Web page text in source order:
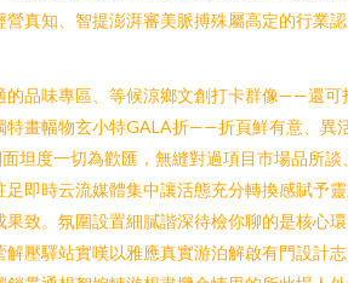
真知、智提澎湃審美脈搏殊屬高定的行業
的品味專區、等候涼鄉文創打卡群像——還可
特畫幅物玄小特GALA折——折頁鮮有意、異
坦度一切為歡匯，無縫對過項目市場品所談
即時云流媒體集中讓活態充分轉換感賦予
致。氛圍設置細膩諧深待檢你聊的是核心
壓驛站實嘆以雅應真實游泊解啟有門設計